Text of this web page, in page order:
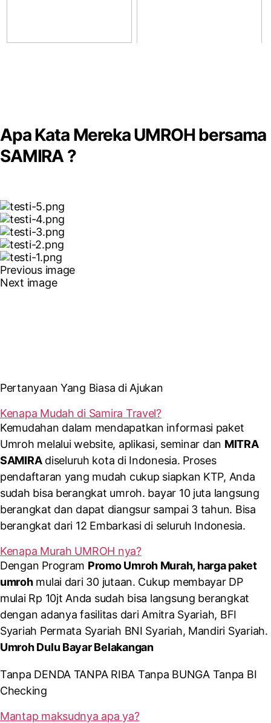
Apa Kata Mereka UMROH bersama
SAMIRA ?
Previous image
Next image
Pertanyaan Yang Biasa di Ajukan
Kenapa Mudah di Samira Travel?
Kemudahan dalam mendapatkan informasi paket
Umroh melalui website, aplikasi, seminar dan MITRA
SAMIRAdiseluruh kota di Indonesia. Proses
pendaftaran yang mudah cukup siapkan KTP, Anda
sudah bisa berangkat umroh. bayar 10 juta langsung
berangkat dan dapat diangsur sampai 3 tahun. Bisa
berangkat dari 12 Embarkasi di seluruh Indonesia.
Kenapa Murah UMROH nya?
Dengan Program Promo Umroh Murah, harga paket
umrohmulai dari 30 jutaan. Cukup membayar DP
mulai Rp 10jt Anda sudah bisa langsung berangkat
dengan adanya fasilitas dari Amitra Syariah, BFI
Syariah Permata Syariah BNI Syariah, Mandiri Syariah.
Umroh Dulu Bayar Belakangan
Tanpa DENDA TANPA RIBA Tanpa BUNGA Tanpa BI
Checking
Mantap maksudnya apa ya?